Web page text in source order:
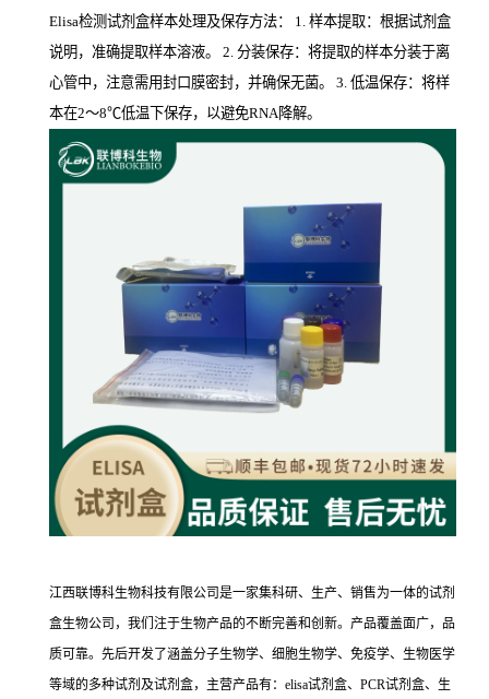
Elisa检测试剂盒样本处理及保存方法： 1. 样本提取：根据试剂盒
说明，准确提取样本溶液。 2. 分装保存：将提取的样本分装于离
心管中，注意需用封口膜密封，并确保无菌。 3. 低温保存：将样
本在2～8℃低温下保存，以避免RNA降解。
江西联博科生物科技有限公司是一家集科研、生产、销售为一体的试剂
盒生物公司，我们注于生物产品的不断完善和创新。产品覆盖面广，品
质可靠。先后开发了涵盖分子生物学、细胞生物学、免疫学、生物医学
等域的多种试剂及试剂盒，主营产品有：elisa试剂盒、PCR试剂盒、生